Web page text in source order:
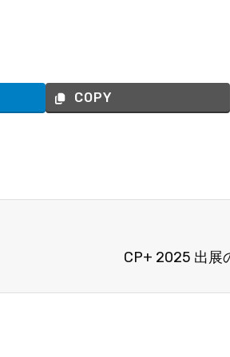
COPY
CP+ 2025 出展